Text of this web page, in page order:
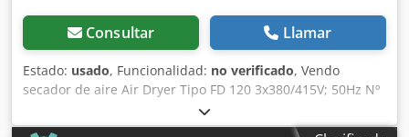
Consultar Llamar
Estado: usado, Funcionalidad: no verificado, Vendo
secador de aire Air Dryer Tipo FD 120 3x380/415V; 50Hz Nº
de serie: 302210 Precio neto: 1.100 euros, negociable.
Dodpjyutnpefx Ad Iowa